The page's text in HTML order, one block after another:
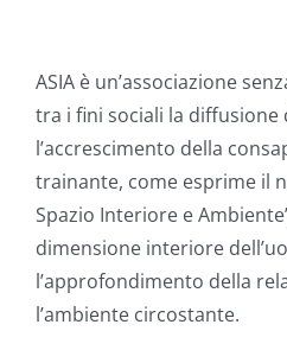
ASIA è un’associazione
tra i fini sociali la diffusione
l’accrescimento della
trainante, come esprime il
Spazio Interiore e
dimensione interiore
l’approfondimento della
l’ambiente circostante.